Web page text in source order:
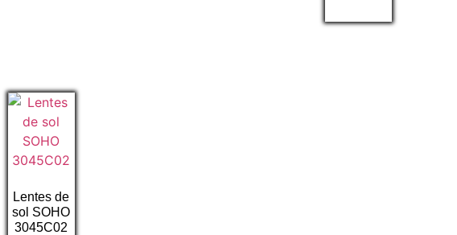
Lentes de
sol SOHO
3045C02